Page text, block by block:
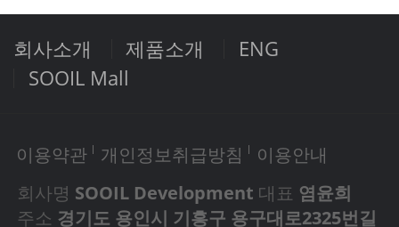
회사소개 제품소개
ENG
SOOIL Mall
이용약관 개인정보취급방침
이용안내
회사명 SOOIL Development 대표 염윤희
주소 경기도 용인시 기흥구 용구대로2325번길